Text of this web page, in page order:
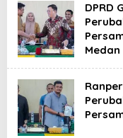
DPRD
Medan